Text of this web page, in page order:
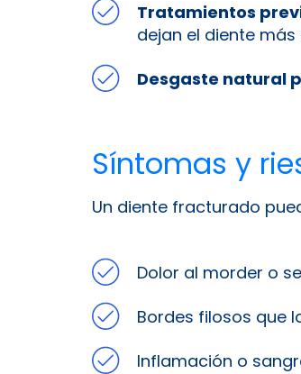
Tratamientos
dejan el diente más
Desgaste natural
Síntomas y
Un diente fracturado
Dolor al morder o
Bordes filosos que
Inflamación o